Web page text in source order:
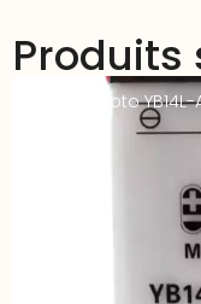
Produits
Batterie Moto YB14L-